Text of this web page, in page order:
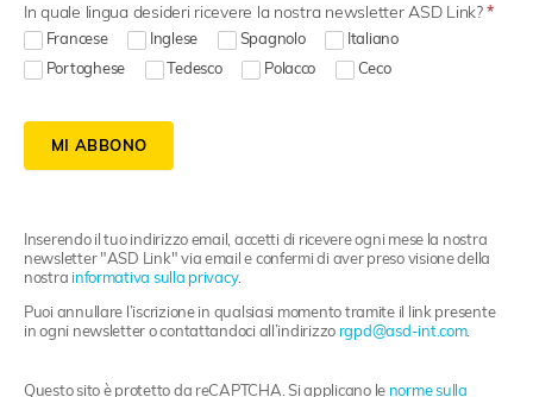
e
t
t
e
S
g
p
In quale lingua desideri ricevere la nostra newsletter ASD Link?*
Francese Inglese Spagnolo
Italiano
Portoghese
Tedesco Polacco Ceco
Inserendo il tuo indirizzo email, accetti di ricevere ogni mese la nostra
newsletter "ASD Link" via email e confermi di aver preso visione della
nostra informativa sulla privacy.
Puoi annullare l’iscrizione in qualsiasi momento tramite il link presente
in ogni newsletter o contattandoci all’indirizzo rgpd@asd-int.com.
Questo sito è protetto da reCAPTCHA. Si applicano le norme sulla
MI ABBONO